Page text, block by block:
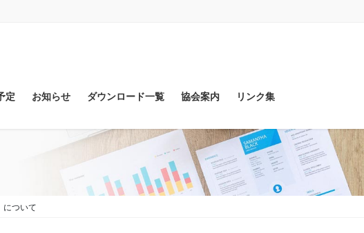
定 お知らせ ダウンロード一覧 協会案内 リンク集
について